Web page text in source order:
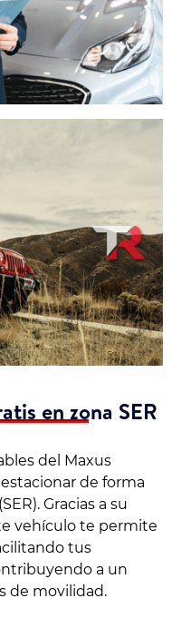
en zona SER
del Maxus
de forma
Gracias a su
vehículo te permite
tus
a un
de movilidad.